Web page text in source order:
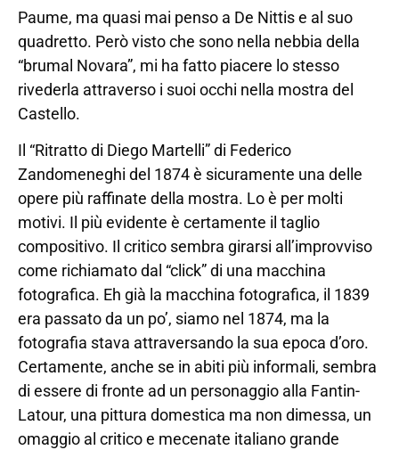
Paume, ma quasi mai penso a De Nittis e al suo
quadretto. Però visto che sono nella nebbia della
“brumal Novara”, mi ha fatto piacere lo stesso
rivederla attraverso i suoi occhi nella mostra del
Castello.
Il “Ritratto di Diego Martelli” di Federico
Zandomeneghi del 1874 è sicuramente una delle
opere più raffinate della mostra. Lo è per molti
motivi. Il più evidente è certamente il taglio
compositivo. Il critico sembra girarsi all’improvviso
come richiamato dal “click” di una macchina
fotografica. Eh già la macchina fotografica, il 1839
era passato da un po’, siamo nel 1874, ma la
fotografia stava attraversando la sua epoca d’oro.
Certamente, anche se in abiti più informali, sembra
di essere di fronte ad un personaggio alla Fantin-
Latour, una pittura domestica ma non dimessa, un
omaggio al critico e mecenate italiano grande